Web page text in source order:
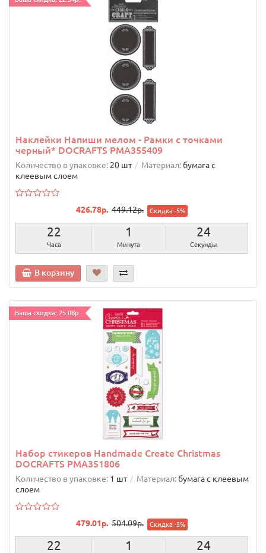
Наклейки Напиши мелом - Рамки с точками
черный* DOCRAFTS PMA355409
Количество в упаковке: 20 шт Материал: бумага с
клеевым слоем
426.78р. 449.12р. Скидка -5%
22
Часа
1
Минута
23
Секунды
В корзину
Ваша скидка: 25.08р.
Набор стикеров Handmade Create Christmas
DOCRAFTS PMA351806
Количество в упаковке: 1 шт Материал: бумага с клеевым
слоем
479.01р. 504.09р. Скидка -5%
22 1 23